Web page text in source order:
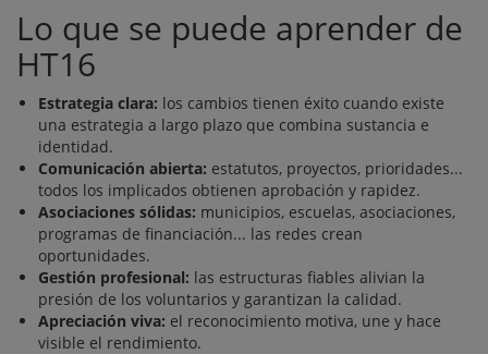
Lo que se puede aprender de
HT16
Estrategia clara: los cambios tienen éxito cuando existe
una estrategia a largo plazo que combina sustancia e
identidad.
Comunicación abierta: estatutos, proyectos, prioridades...
todos los implicados obtienen aprobación y rapidez.
Asociaciones sólidas: municipios, escuelas, asociaciones,
programas de financiación... las redes crean
oportunidades.
Gestión profesional: las estructuras fiables alivian la
presión de los voluntarios y garantizan la calidad.
Apreciación viva: el reconocimiento motiva, une y hace
visible el rendimiento.